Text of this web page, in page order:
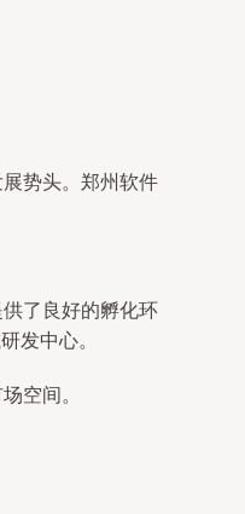
势头。郑州软件
了良好的孵化环
发中心。
空间。